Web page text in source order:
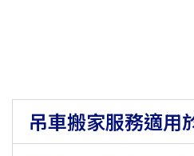
吊車搬家服務適用